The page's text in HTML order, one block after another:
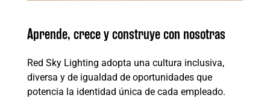
Aprende, crece y construye con nosotras
Red Sky Lighting adopta una cultura inclusiva,
diversa y de igualdad de oportunidades que
potencia la identidad única de cada empleado.